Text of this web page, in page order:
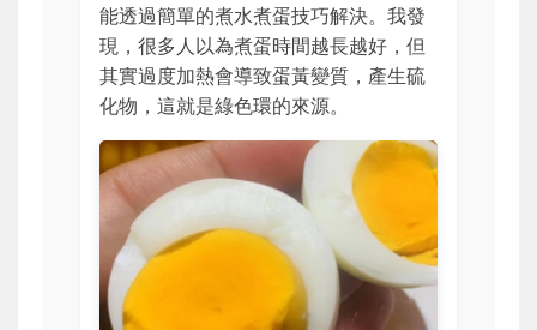
能透過簡單的煮水煮蛋技巧解決。我發
現，很多人以為煮蛋時間越長越好，但
其實過度加熱會導致蛋黃變質，產生硫
化物，這就是綠色環的來源。